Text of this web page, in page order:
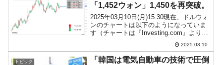
「1,452ウォン」1,450を再突破。
2025年03月10日(月)15:30現在、ドルウォ
ンのチャートは以下のようになっていま
す（チャートは『Investing.com』より引
用）。陽線が伸び、「1ドル＝1,450ウォ
ン」を再突破しています。現在のところ
「1ドル＝1,452ウォ...
2025.03.10
トピック
「韓国は電気自動車の技術で圧倒